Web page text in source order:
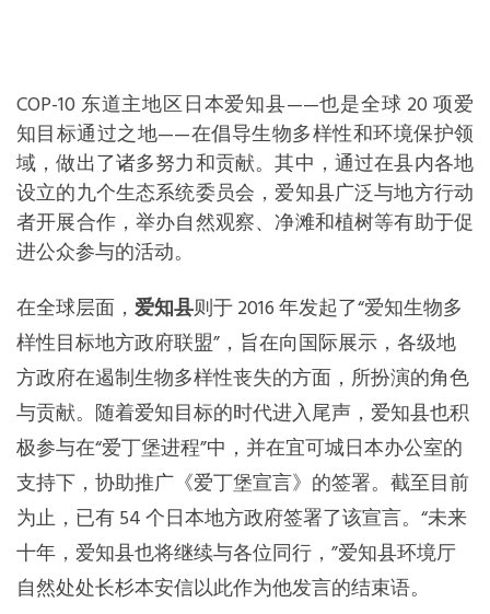
知目标通过之地——在倡导生物多样性和环境保护领
域，做出了诸多努力和贡献。其中，通过在县内各地
设立的九个生态系统委员会，爱知县广泛与地方行动
者开展合作，举办自然观察、净滩和植树等有助于促
进公众参与的活动。
样性目标地方政府联盟”，旨在向国际展示，各级地
方政府在遏制生物多样性丧失的方面，所扮演的角色
与贡献。随着爱知目标的时代进入尾声，爱知县也积
极参与在“爱丁堡进程”中，并在宜可城日本办公室的
支持下，协助推广《爱丁堡宣言》的签署。截至目前
为止，已有 54 个日本地方政府签署了该宣言。“未来
十年，爱知县也将继续与各位同行，”爱知县环境厅
自然处处长杉本安信以此作为他发言的结束语。